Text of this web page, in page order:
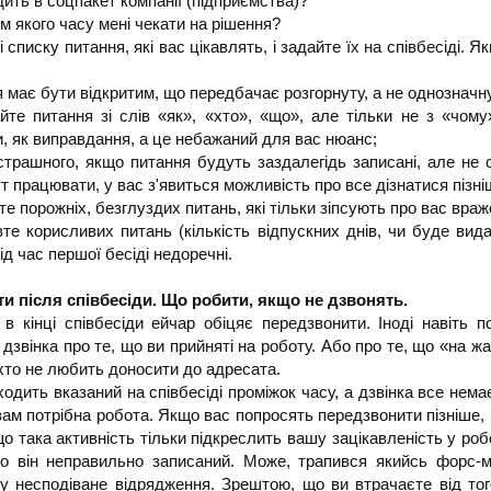
якого часу мені чекати на рішення?
списку питання, які вас цікавлять, і задайте їх на
бути відкритим, що передбачає розгорнуту, а не
питання зі слів «як», «хто», «що», але тільки не з
як виправдання, а це небажаний для вас нюанс;
якщо питання будуть заздалегідь записані, але
працювати, у вас з'явиться можливість про все дізнатися
порожніх, безглуздих питань, які тільки зіпсують про вас
корисливих питань (кількість відпускних днів, чи буде
час першої бесіді недоречні.
після співбесіди. Що робити, якщо не дзвонять.
кінці співбесіди ейчар обіцяє передзвонити. Іноді
дзвінка про те, що ви прийняті на роботу. Або про те, що «на
не любить доносити до адресата.
вказаний на співбесіді проміжок часу, а дзвінка все
потрібна робота. Якщо вас попросять передзвонити
така активність тільки підкреслить вашу зацікавленість у
він неправильно записаний. Може, трапився якийсь форс-
несподіване відрядження. Зрештою, що ви втрачаєте від